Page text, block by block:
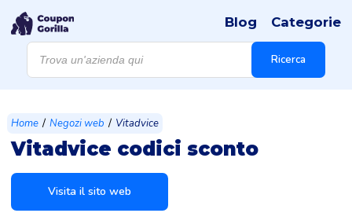
Products
search Ricerca
Blog Categorie
Home / Negozi web / Vitadvice
Vitadvice codici sconto
Visita il sito web